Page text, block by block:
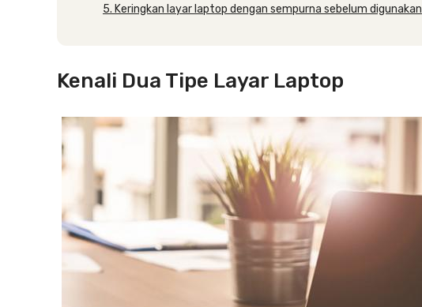
5. Keringkan layar laptop dengan sempurna sebelum digunakan
Kenali Dua Tipe Layar Laptop